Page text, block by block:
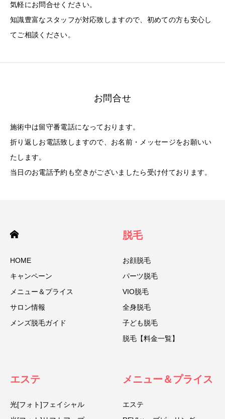
気軽にお問合せください。
知識豊富なスタッフが対応致しますので、初めての方も安心し
てご相談ください。
お問合せ
施術中は留守番電話になっております。
折り返しお電話致しますので、お名前・メッセージをお願いい
たします。
当日のお電話予約も空きがございましたら受け付ております。
HOME
キャンペーン
メニュー＆プライス
サロン情報
メンズ脱毛ガイド
脱毛
お顔脱毛
パーツ脱毛
VIO脱毛
全身脱毛
子ども脱毛
脱毛【料金一覧】
エステ
光[フォト]フェイシャル
メニュー＆プライス
エステ